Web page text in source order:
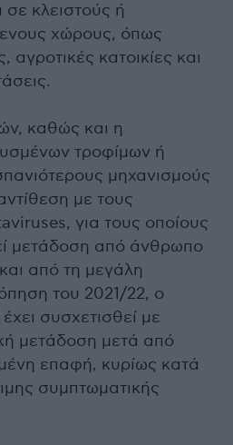
σε κλειστούς ή
χώρους, όπως
κατοικίες και
καθώς και η
τροφίμων ή
μηχανισμούς
με τους
για τους οποίους
μετάδοση από άνθρωπο
από τη μεγάλη
του 2021/22, ο
συσχετισθεί με
μετάδοση μετά από
επαφή, κυρίως κατά
συμπτωματικής